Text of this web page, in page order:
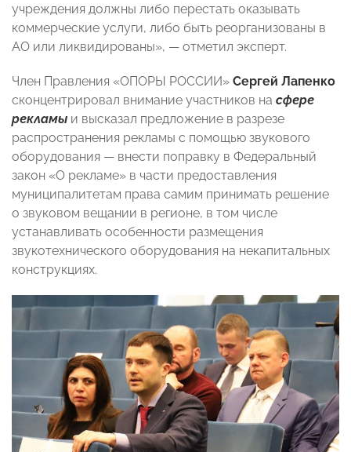
учреждения должны либо перестать оказывать
коммерческие услуги, либо быть реорганизованы в
АО или ликвидированы», — отметил эксперт.
Член Правления «ОПОРЫ РОССИИ» Сергей Лапенко
сконцентрировал внимание участников на сфере
рекламы и высказал предложение в разрезе
распространения рекламы с помощью звукового
оборудования — внести поправку в Федеральный
закон «О рекламе» в части предоставления
муниципалитетам права самим принимать решение
о звуковом вещании в регионе, в том числе
устанавливать особенности размещения
звукотехнического оборудования на некапитальных
конструкциях.